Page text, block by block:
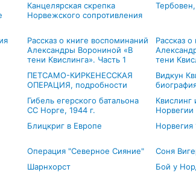
Канцелярская скрепка
Норвежского сопротивления
Рассказ о книге воспоминаний
Александры Ворониной «В
тени Квислинга». Часть 1
Рассказ
тени
ПЕТСАМО-КИРКЕНЕССКАЯ
ОПЕРАЦИЯ, подробности
Видкун
Гибель егерского батальона
СС Норге, 1944 г.
Квислинг
Норвегии
Блицкриг в Европе Норвегия
Операция "Северное Сияние" Соня
Шарнхорст Бой у